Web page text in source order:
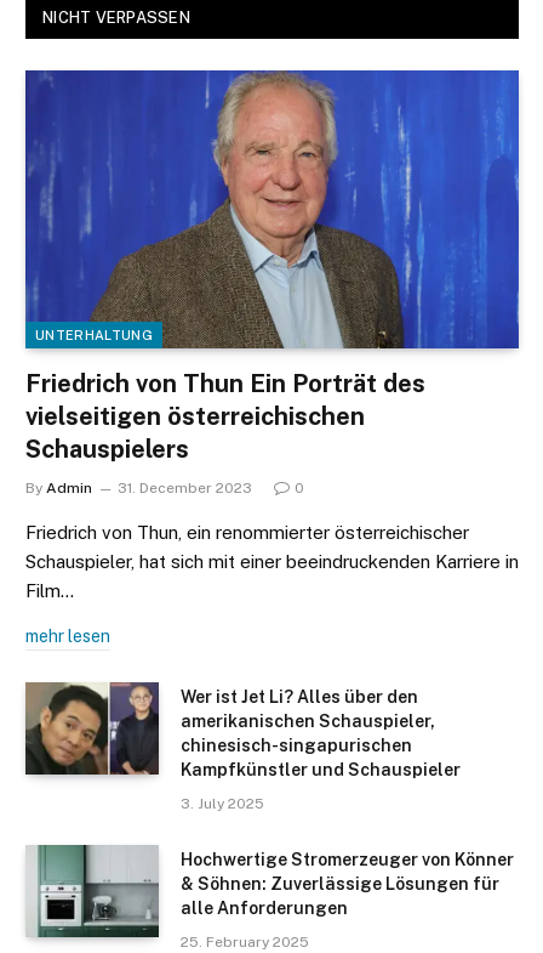
NICHT VERPASSEN
UNTERHALTUNG
Friedrich von Thun Ein Porträt des
vielseitigen österreichischen
Schauspielers
By Admin 31. December 2023 0
Friedrich von Thun, ein renommierter österreichischer
Schauspieler, hat sich mit einer beeindruckenden Karriere in
Film…
mehr lesen
Wer ist Jet Li? Alles über den
amerikanischen Schauspieler,
chinesisch-singapurischen
Kampfkünstler und Schauspieler
3. July 2025
Hochwertige Stromerzeuger von Könner
& Söhnen: Zuverlässige Lösungen für
alle Anforderungen
25. February 2025